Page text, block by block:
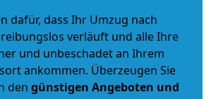
dafür, dass Ihr Umzug nach
verläuft und alle Ihre
und unbeschadet an Ihrem
ankommen. Überzeugen Sie
den günstigen Angeboten und